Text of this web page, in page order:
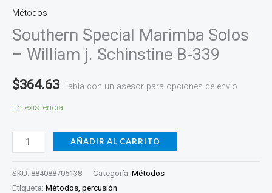
Métodos
Southern Special Marimba Solos
– William j. Schinstine B-339
$364.63 Habla con un asesor para opciones de envío
En existencia
-
William
j.
Schinstine
B-
339
cantidad
AÑADIR AL CARRITO
SKU: 884088705138 Categoría: Métodos
Etiqueta: Métodos, percusión